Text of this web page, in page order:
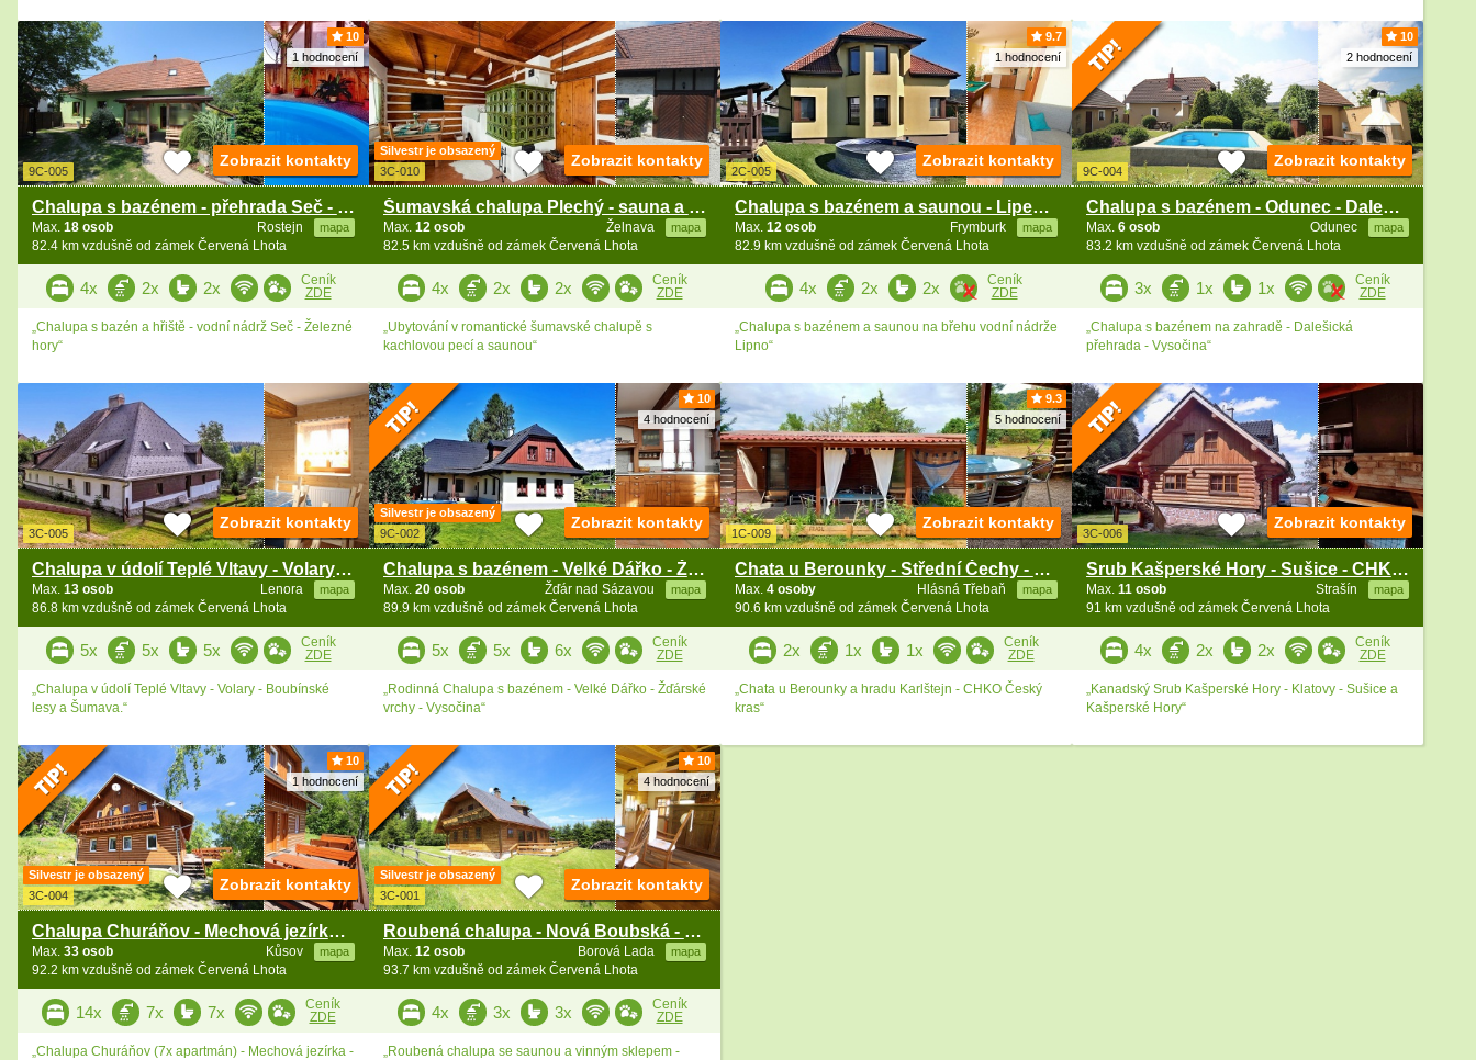
10
1 hodnocení
9C-005
Chalupa s bazénem - přehrada Seč - Železné hory
Rostejn mapa
Max. 18 osob
82.4 km vzdušně od zámek Červená Lhota
Zobrazit kontakty
4x 2x 2x
Ceník
ZDE
„Chalupa s bazén a hřiště - vodní nádrž Seč - Železné
hory“
Silvestr je obsazený
3C-010
Šumavská chalupa Plechý - sauna a kachlová kamna
Želnava mapa
Max. 12 osob
82.5 km vzdušně od zámek Červená Lhota
Zobrazit kontakty
4x 2x 2x
Ceník
ZDE
„Ubytování v romantické šumavské chalupě s
kachlovou pecí a saunou“
9.7
1 hodnocení
2C-005
Chalupa s bazénem a saunou - Lipenská přehrada
Frymburk mapa
Max. 12 osob
82.9 km vzdušně od zámek Červená Lhota
Zobrazit kontakty
4x 2x 2x
Ceník
ZDE
„Chalupa s bazénem a saunou na břehu vodní nádrže
Lipno“
10
2 hodnocení
9C-004
Chalupa s bazénem - Odunec - Dalešice - Vysočina
Odunec mapa
Max. 6 osob
83.2 km vzdušně od zámek Červená Lhota
Zobrazit kontakty
3x 1x 1x
Ceník
ZDE
„Chalupa s bazénem na zahradě - Dalešická
přehrada - Vysočina“
3C-005
Chalupa v údolí Teplé Vltavy - Volary - Šumava
Lenora mapa
Max. 13 osob
86.8 km vzdušně od zámek Červená Lhota
Zobrazit kontakty
5x 5x 5x
Ceník
ZDE
„Chalupa v údolí Teplé Vltavy - Volary - Boubínské
lesy a Šumava.“
10
4 hodnocení
Silvestr je obsazený
9C-002
Chalupa s bazénem - Velké Dářko - Žďárské vrchy
Žďár nad Sázavou mapa
Max. 20 osob
89.9 km vzdušně od zámek Červená Lhota
Zobrazit kontakty
5x 5x 6x
Ceník
ZDE
„Rodinná Chalupa s bazénem - Velké Dářko - Žďárské
vrchy - Vysočina“
9.3
5 hodnocení
1C-009
Chata u Berounky - Střední Čechy - Karlštejn
Hlásná Třebaň mapa
Max. 4 osoby
90.6 km vzdušně od zámek Červená Lhota
Zobrazit kontakty
2x 1x 1x
Ceník
ZDE
„Chata u Berounky a hradu Karlštejn - CHKO Český
kras“
3C-006
Srub Kašperské Hory - Sušice - CHKO Šumava
Strašín mapa
Max. 11 osob
91 km vzdušně od zámek Červená Lhota
Zobrazit kontakty
4x 2x 2x
Ceník
ZDE
„Kanadský Srub Kašperské Hory - Klatovy - Sušice a
Kašperské Hory“
10
1 hodnocení
Silvestr je obsazený
3C-004
Chalupa Churáňov - Mechová jezírka - Šumava
Kůsov mapa
Max. 33 osob
92.2 km vzdušně od zámek Červená Lhota
Zobrazit kontakty
14x 7x 7x
Ceník
ZDE
„Chalupa Churáňov (7x apartmán) - Mechová jezírka -
10
4 hodnocení
Silvestr je obsazený
3C-001
Roubená chalupa - Nová Boubská - CHKO Šumava
Borová Lada mapa
Max. 12 osob
93.7 km vzdušně od zámek Červená Lhota
Zobrazit kontakty
4x 3x 3x
Ceník
ZDE
„Roubená chalupa se saunou a vinným sklepem -